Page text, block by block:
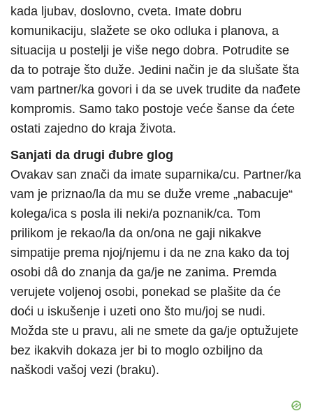
kada ljubav, doslovno, cveta. Imate dobru
komunikaciju, slažete se oko odluka i planova, a
situacija u postelji je više nego dobra. Potrudite se
da to potraje što duže. Jedini način je da slušate šta
vam partner/ka govori i da se uvek trudite da nađete
kompromis. Samo tako postoje veće šanse da ćete
ostati zajedno do kraja života.
Sanjati da drugi đubre glog
Ovakav san znači da imate suparnika/cu. Partner/ka
vam je priznao/la da mu se duže vreme „nabacuje“
kolega/ica s posla ili neki/a poznanik/ca. Tom
prilikom je rekao/la da on/ona ne gaji nikakve
simpatije prema njoj/njemu i da ne zna kako da toj
osobi dâ do znanja da ga/je ne zanima. Premda
verujete voljenoj osobi, ponekad se plašite da će
doći u iskušenje i uzeti ono što mu/joj se nudi.
Možda ste u pravu, ali ne smete da ga/je optužujete
bez ikakvih dokaza jer bi to moglo ozbiljno da
naškodi vašoj vezi (braku).